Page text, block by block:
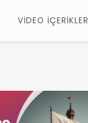
VİDEO İÇERİKLER